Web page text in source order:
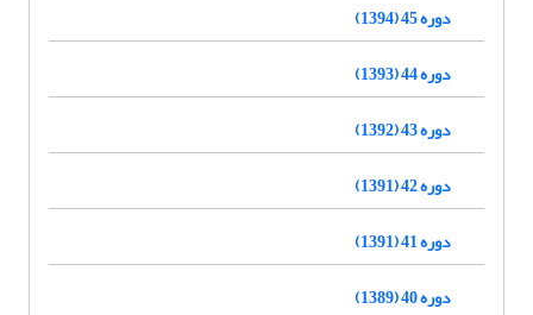
دوره 45 (1394)
دوره 44 (1393)
دوره 43 (1392)
دوره 42 (1391)
دوره 41 (1391)
دوره 40 (1389)